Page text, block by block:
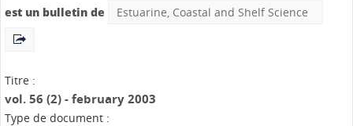
est un bulletin de Estuarine, Coastal and Shelf Science
Titre :
vol. 56 (2) - february 2003
Type de document :